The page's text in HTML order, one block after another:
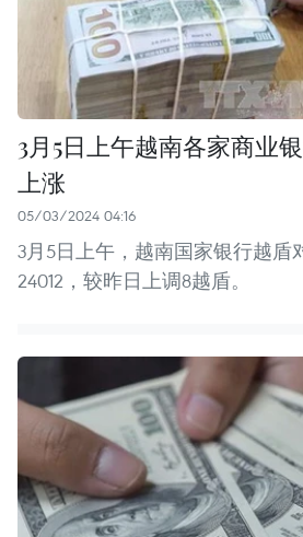
3月5日上午越南各家商业
上涨
05/03/2024 04:16
3月5日上午，越南国家银行越盾
24012，较昨日上调8越盾。